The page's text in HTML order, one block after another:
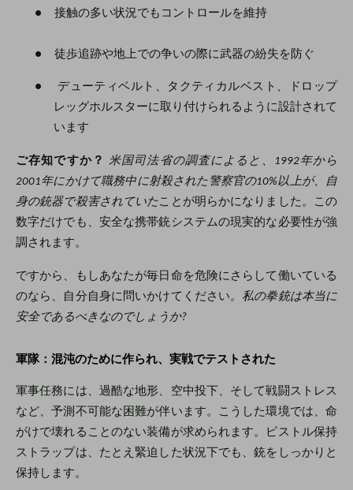
● 接触の多い状況でもコントロールを維持
● 徒歩追跡や地上での争いの際に武器の紛失を防ぐ
●
デューティベルト、タクティカルベスト、ドロップ
レッグホルスターに取り付けられるように設計されて
います
ご存知ですか？ 米国司法省の調査によると、1992年から
2001年にかけて職務中に射殺された警察官の10%以上が、自
身の銃器で殺害されていたことが明らかになりました。この
数字だけでも、安全な携帯銃システムの現実的な必要性が強
調されます。
ですから、もしあなたが毎日命を危険にさらして働いている
のなら、自分自身に問いかけてください。私の拳銃は本当に
安全であるべきなのでしょうか?
軍隊：混沌のために作られ、実戦でテストされた
軍事任務には、過酷な地形、空中投下、そして戦闘ストレス
など、予測不可能な困難が伴います。こうした環境では、命
がけで壊れることのない装備が求められます。ピストル保持
ストラップは、たとえ緊迫した状況下でも、銃をしっかりと
保持します。